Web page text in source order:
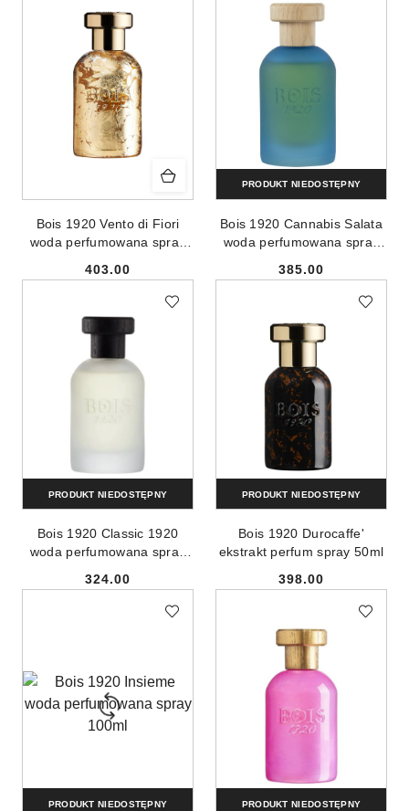
Bois 1920 Vento di Fiori
woda perfumowana spray
Cena:
403.00
Bois 1920 Cannabis Salata
woda perfumowana spray
Cena:
385.00
PRODUKT NIEDOSTĘPNY
Bois 1920 Classic 1920
woda perfumowana spray
Cena:
324.00
PRODUKT NIEDOSTĘPNY
Bois 1920 Durocaffe'
ekstrakt perfum spray 50ml
Cena:
398.00
PRODUKT NIEDOSTĘPNY
PRODUKT NIEDOSTĘPNY PRODUKT NIEDOSTĘPNY